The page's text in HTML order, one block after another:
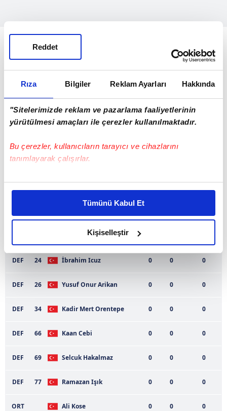
Rıza Bilgiler Reklam Ayarları Hakkında
"Sitelerimizde reklam ve pazarlama faaliyetlerinin
yürütülmesi amaçları ile çerezler kullanılmaktadır.
Bu çerezler, kullanıcıların tarayıcı ve cihazlarını
tanımlayarak çalışırlar.
Bu çerezlere izin vermeniz halinde sizlere özel
daha iyi reklam deneyimi yaşatabiliriz. Bunu yaparken
amacımızın size daha iyi bir reklam deneyimi sunmak
olduğunu ve sizlere en iyi içerikleri sunabilmek adına
elimizden gelen çabayı gösterdiğimizi ve bu noktada,
reklamların maliyetlerimizi karşılamak noktasında tek gelir
takdirde, kullanıcılara hedefli reklamlar
Sitemizde kendimize ve üçüncü kişilere ait çerezler
verileriniz işlenmekte olup gerekli olan çerezler bilgi
kullanılmaktadır. Diğer çerezler, sitemizin daha işlevsel
Tümünü Kabul Et
Kişiselleştir
Reddet
Kadro Oyuncu Dk Goller Asistler
Eyup Bekar
KAL 53 Emre Kırdal 0 0
KAL 81 Ramazan Aydin
Serhat Keskinsoy
DEF 24 İbrahim Icuz 0 0 0
DEF 26 Yusuf Onur Arikan 0 0 0
DEF 34 Kadir Mert Orentepe 0 0 0
DEF 66 Kaan Cebi 0 0 0
DEF 69 Selcuk Hakalmaz 0 0 0
DEF 77 Ramazan Işık 0 0 0
ORT Ali Kose 0 0 0